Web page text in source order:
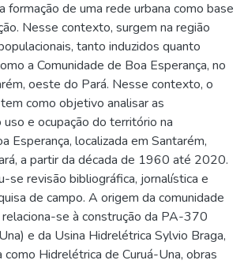
formação de uma rede urbana como base
Nesse contexto, surgem na região
tanto induzidos quanto
a Comunidade de Boa Esperança, no
oeste do Pará. Nesse contexto, o
como objetivo analisar as
e ocupação do território na
Esperança, localizada em Santarém,
a partir da década de 1960 até 2020.
se revisão bibliográfica, jornalística e
de campo. A origem da comunidade
se à construção da PA-370
e da Usina Hidrelétrica Sylvio Braga,
como Hidrelétrica de Curuá-Una, obras